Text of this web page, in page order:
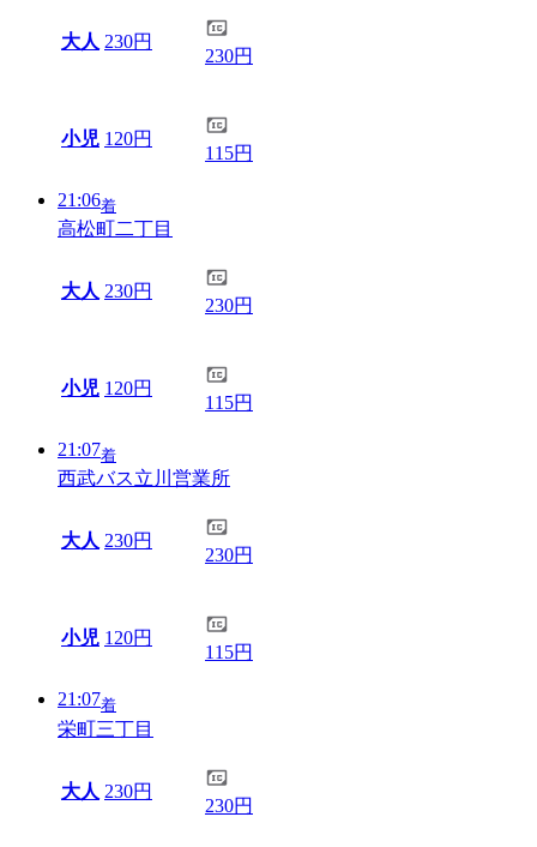
大人 230円
230円
小児 120円
115円
21:06着
高松町二丁目
大人 230円
230円
小児 120円
115円
21:07着
西武バス立川営業所
大人 230円
230円
小児 120円
115円
21:07着
栄町三丁目
大人 230円
230円